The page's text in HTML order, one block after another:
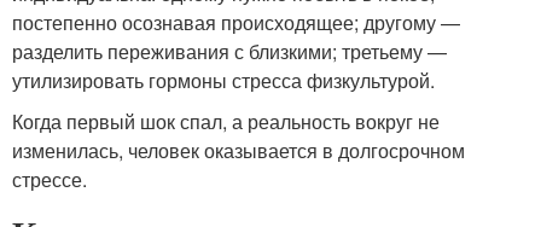
постепенно осознавая происходящее; другому —
разделить переживания с близкими; третьему —
утилизировать гормоны стресса физкультурой.
Когда первый шок спал, а реальность вокруг не
изменилась, человек оказывается в долгосрочном
стрессе.